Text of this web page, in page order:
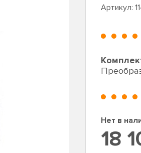
Артикул:
Нет в
18